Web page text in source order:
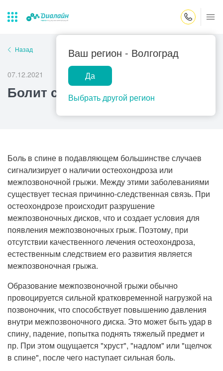
Ваш регион - Волгоград
Да
Выбрать другой регион
Лаборатории
Центр помощи
на дому
Закрыть поиск
Популярные запросы
Прием гинеколога
Прием гастроэнтеролога
Прием офтальмолога
Прием уролога
Прием хирурга
Прием кардиолога
Назад
07.12.2021
Болит спина
Боль в спине в подавляющем большинстве случаев
сигнализирует о наличии остеохондроза или
межпозвоночной грыжи. Между этими заболеваниями
существует тесная причинно-следственная связь. При
остеохондрозе происходит разрушение
межпозвоночных дисков, что и создает условия для
появления межпозвоночных грыж. Поэтому, при
отсутствии качественного лечения остеохондроза,
естественным следствием его развития является
межпозвоночная грыжа.
Образование межпозвоночной грыжи обычно
провоцируется сильной кратковременной нагрузкой на
позвоночник, что способствует повышению давления
внутри межпозвоночного диска. Это может быть удар в
спину, падение, попытка поднять тяжелый предмет и
пр. При этом ощущается "хруст", "надлом" или "щелчок
в спине", после чего наступает сильная боль.